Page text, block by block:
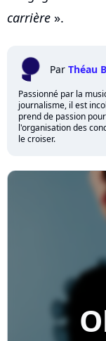
carrière ».
Par Théau
Passionné par la
journalisme, il est
prend de passion
l'organisation des
le croiser.